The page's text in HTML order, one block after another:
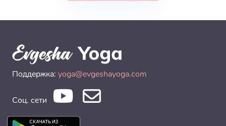
Поддержка: yoga@evgeshayoga.com
Соц. сети